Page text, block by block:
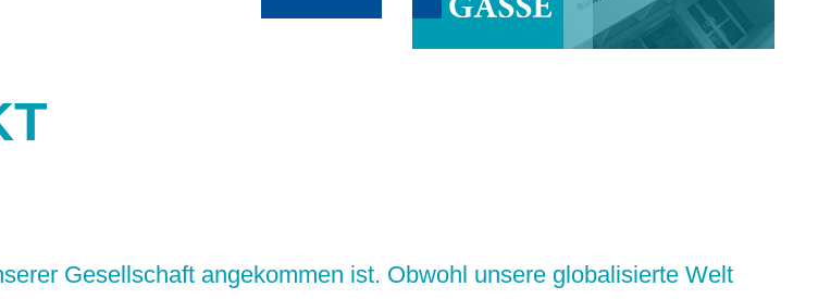
Gesellschaft angekommen ist. Obwohl unsere globalisierte Welt